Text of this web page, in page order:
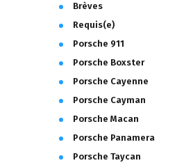
Brèves
Requis(e)
Porsche 911
Porsche Boxster
Porsche Cayenne
Porsche Cayman
Porsche Macan
Porsche Panamera
Porsche Taycan